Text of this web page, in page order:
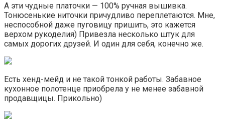
А эти чудные платочки — 100% ручная вышивка.
Тонюсенькие ниточки причудливо переплетаются. Мне,
неспособной даже пуговицу пришить, это кажется
верхом рукоделия) Привезла несколько штук для
самых дорогих друзей. И один для себя, конечно же.
Есть хенд-мейд и не такой тонкой работы. Забавное
кухонное полотенце приобрела у не менее забавной
продавщицы. Прикольно)